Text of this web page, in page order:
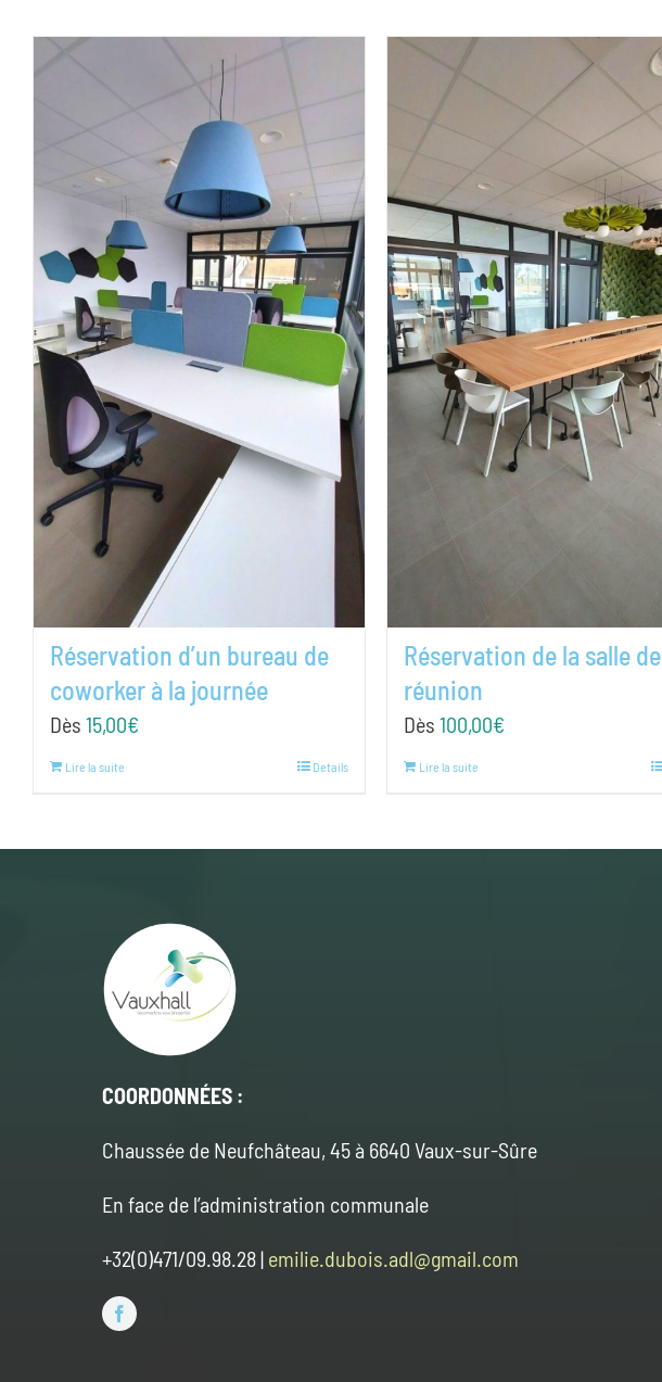
Réservation d’un bureau de
coworker à la journée
Dès 15,00€
Lire la suite Details
Réservation de la salle de
réunion
Dès 100,00€
Lire la suite
COORDONNÉES :
Chaussée de Neufchâteau, 45 à 6640 Vaux-sur-Sûre
En face de l’administration communale
+32(0)471/09.98.28 | emilie.dubois.adl@gmail.com